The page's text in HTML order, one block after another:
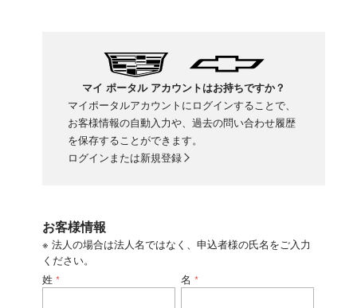
マイ ポータル アカウントはお持ちですか？
マイポータルアカウントにログインすることで、
お客様情報の自動入力や、過去の問い合わせ履歴
を保存することができます。
ログインまたは新規登録
お客様情報
※ 法人の場合は法人名ではなく、申込者様の氏名をご入力
ください。
姓 * 名 *